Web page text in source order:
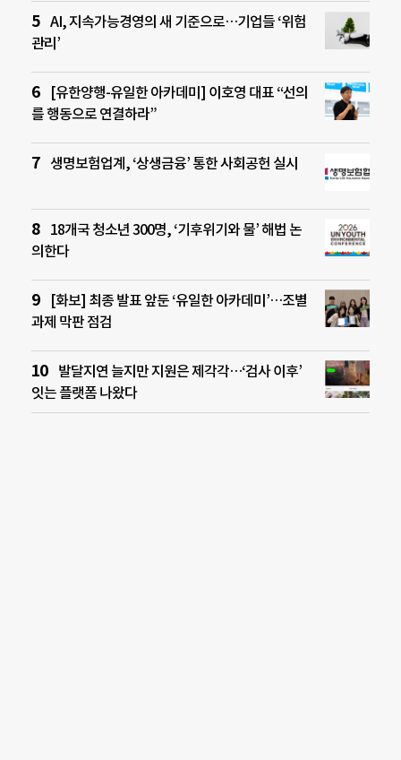
AI, 지속가능경영의 새 기준으로…기업들 ‘위험
관리’
[유한양행-유일한 아카데미] 이호영 대표 “선의
를 행동으로 연결하라”
생명보험업계, ‘상생금융’ 통한 사회공헌 실시
18개국 청소년 300명, ‘기후위기와 물’ 해법 논
의한다
[화보] 최종 발표 앞둔 ‘유일한 아카데미’…조별
과제 막판 점검
발달지연 늘지만 지원은 제각각…‘검사 이후’
잇는 플랫폼 나왔다